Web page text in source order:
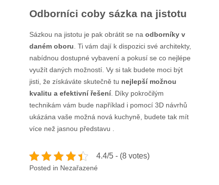
Odborníci coby sázka na jistotu
Sázkou na jistotu je pak obrátit se na odborníky v
daném oboru . Ti vám dají k dispozici své architekty,
nabídnou dostupné vybavení a pokusí se co nejlépe
využít daných možností. Vy si tak budete moci být
jisti, že získáváte skutečně tu nejlepší možnou
kvalitu a efektivní řešení. Díky pokročilým
technikám vám bude například i pomocí 3D návrhů
ukázána vaše možná nová kuchyně, budete tak mít
více než jasnou představu
4.4/5 - (8 votes)
Posted in Nezařazené